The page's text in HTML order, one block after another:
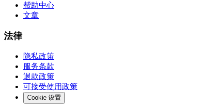
帮助中心
文章
法律
隐私政策
服务条款
退款政策
可接受使用政策
Cookie 设置